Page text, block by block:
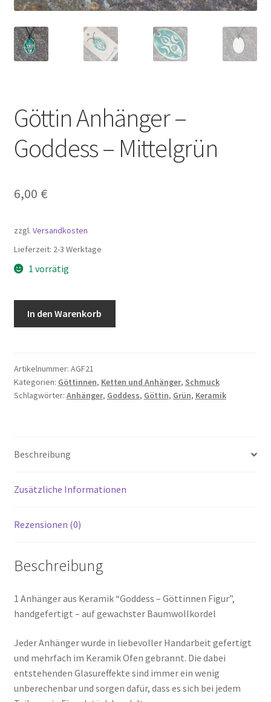
Göttin Anhänger –
Goddess – Mittelgrün
6,00 €
zzgl. Versandkosten
Lieferzeit: 2-3 Werktage
1 vorrätig
-
Mittelgrün
Menge
In den Warenkorb
Artikelnummer: AGF21
Kategorien: Göttinnen, Ketten und Anhänger, Schmuck
Schlagwörter: Anhänger, Goddess, Göttin, Grün, Keramik
Beschreibung
Zusätzliche Informationen
Rezensionen (0)
Beschreibung
1 Anhänger aus Keramik “Goddess – Göttinnen Figur”,
handgefertigt – auf gewachster Baumwollkordel
Jeder Anhänger wurde in liebevoller Handarbeit gefertigt
und mehrfach im Keramik Ofen gebrannt. Die dabei
entstehenden Glasureffekte sind immer ein wenig
unberechenbar und sorgen dafür, dass es sich bei jedem